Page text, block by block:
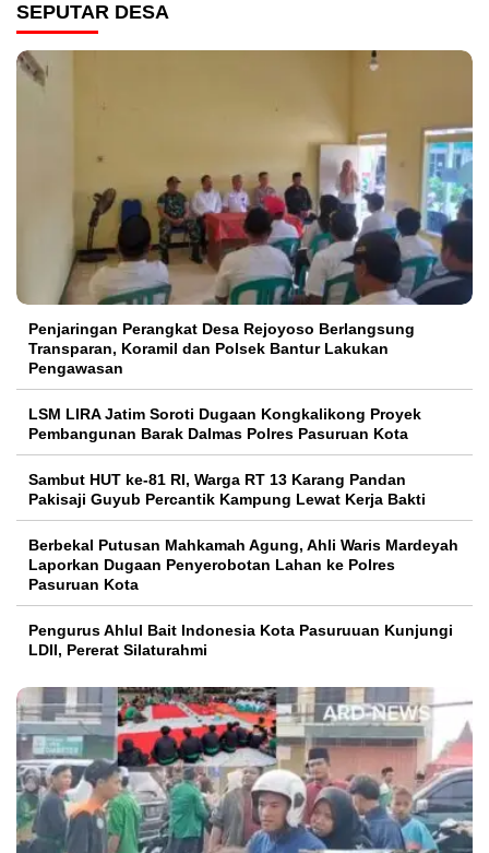
SEPUTAR DESA
Penjaringan Perangkat Desa Rejoyoso Berlangsung
Transparan, Koramil dan Polsek Bantur Lakukan
Pengawasan
LSM LIRA Jatim Soroti Dugaan Kongkalikong Proyek
Pembangunan Barak Dalmas Polres Pasuruan Kota
Sambut HUT ke-81 RI, Warga RT 13 Karang Pandan
Pakisaji Guyub Percantik Kampung Lewat Kerja Bakti
Berbekal Putusan Mahkamah Agung, Ahli Waris Mardeyah
Laporkan Dugaan Penyerobotan Lahan ke Polres
Pasuruan Kota
Pengurus Ahlul Bait Indonesia Kota Pasuruuan Kunjungi
LDII, Pererat Silaturahmi